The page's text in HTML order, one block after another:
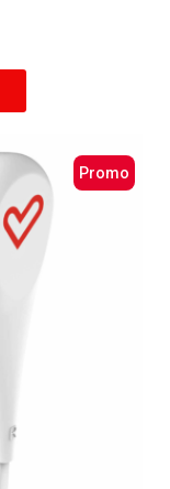
Promo